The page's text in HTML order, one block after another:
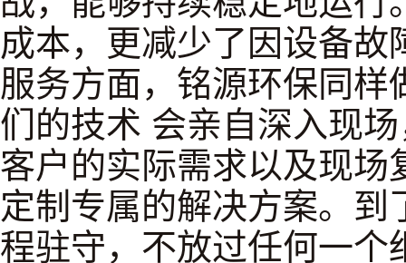
成本，更减少了因设备
服务方面，铭源环保同
们的技术 会亲自深入现
客户的实际需求以及现
定制专属的解决方案。
程驻守，不放过任何一